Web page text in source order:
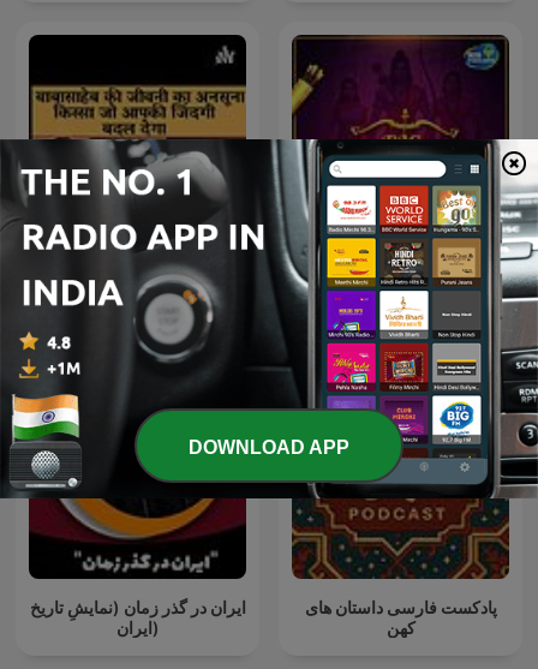
Untold Story of Dr
Babasaheb Ambedkar
Big Ramayan
ایران در گذر زمان (نمایشِ تاریخ
ایران)
پادکست فارسی داستان های
کهن
DOWNLOAD APP